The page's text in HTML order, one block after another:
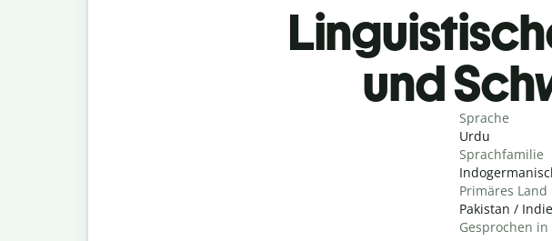
und
Sprache
Urdu
Sprachfamilie
Primäres Land
Pakistan /
Gesprochen